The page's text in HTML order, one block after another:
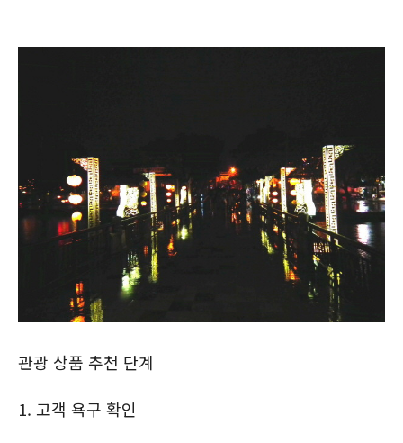
관광 상품 추천 단계
1. 고객 욕구 확인